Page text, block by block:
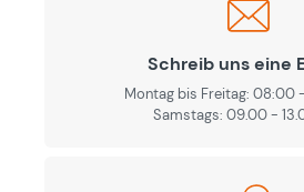
Schreib uns eine
Montag bis Freitag: 08:00
Samstags: 09.00 -